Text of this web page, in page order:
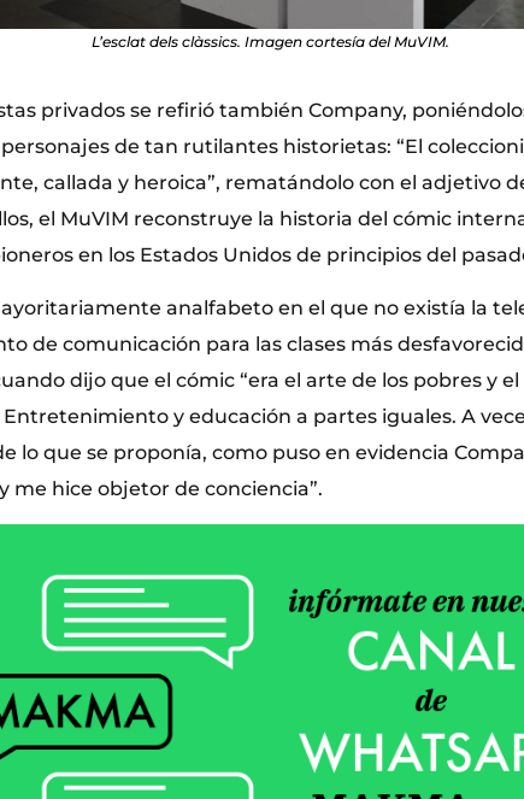
L’esclat dels clàssics. Imagen cortesía del MuVIM.
privados se refirió también Company,
de tan rutilantes historietas: “El
callada y heroica”, rematándolo con el adjetivo
el MuVIM reconstruye la historia del cómic
en los Estados Unidos de principios del
analfabeto en el que no existía la
de comunicación para las clases más
dijo que el cómic “era el arte de los pobres y
y educación a partes iguales. A
lo que se proponía, como puso en evidencia
y me hice objetor de conciencia”.